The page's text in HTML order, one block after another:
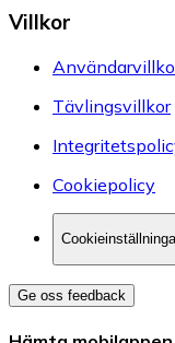
Villkor
Tävlingsvillkor
Cookiepolicy
Ge oss feedback